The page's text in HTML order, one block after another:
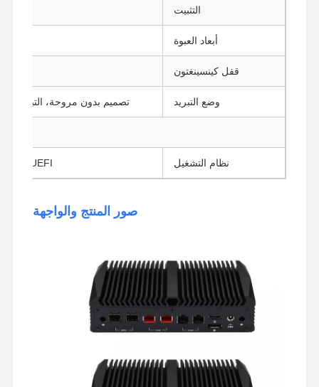
التثبيت
أبعاد العبوة
قفل كينسينغتون
وضع التبريد تصميم بدون مروحة، التبريد
نظام التشغيل UEFI ويندوز، UEFI لينكس
صور المنتج والواجهة